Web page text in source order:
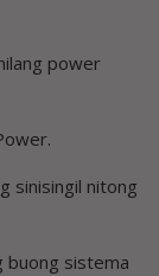
power
sinisingil nitong
buong sistema